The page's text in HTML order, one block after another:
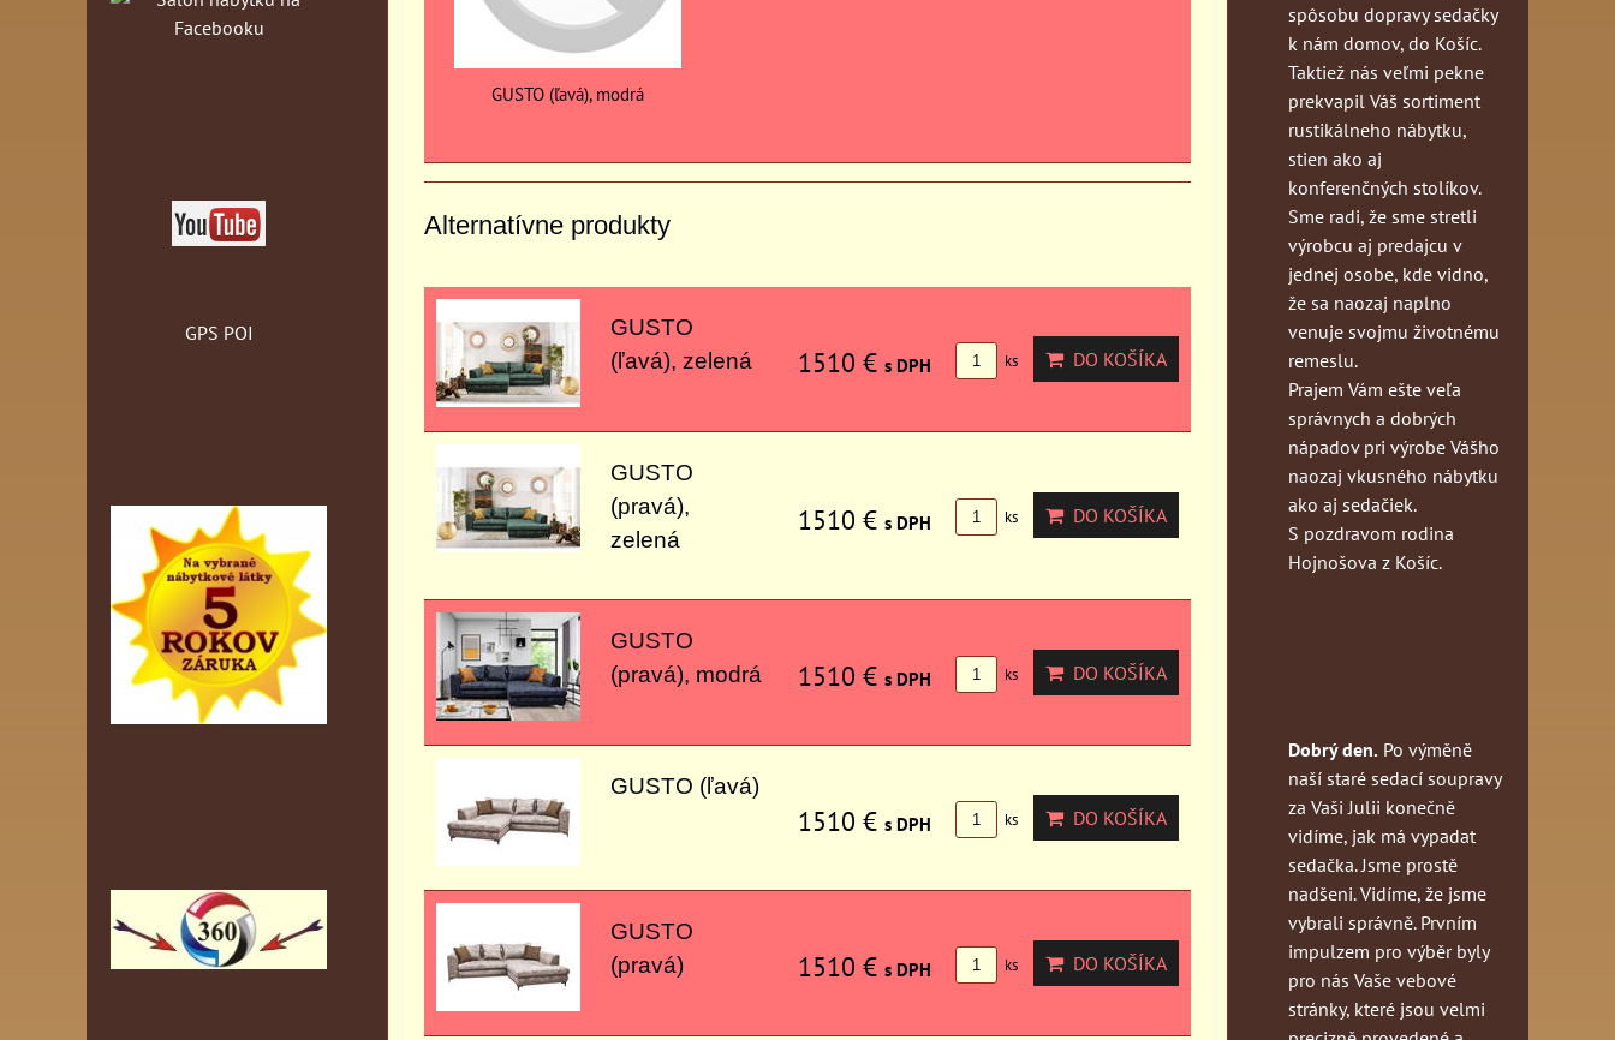
GUSTO (ľavá), modrá
Alternatívne produkty
GUSTO
(ľavá), zelená
1510 € s DPH ks DO KOŠÍKA
GUSTO
(pravá),
zelená
1510 € s DPH ks DO KOŠÍKA
GUSTO
(pravá), modrá
1510 € s DPH ks DO KOŠÍKA
GUSTO (ľavá)
1510 € s DPH ks DO KOŠÍKA
GUSTO
(pravá)
1510 € s DPH ks DO KOŠÍKA
GPS POI
spôsobu dopravy sedačky
k nám domov, do Košíc.
Taktiež nás veľmi pekne
prekvapil Váš sortiment
rustikálneho nábytku,
stien ako aj
konferenčných stolíkov.
Sme radi, že sme stretli
výrobcu aj predajcu v
jednej osobe, kde vidno,
že sa naozaj naplno
venuje svojmu životnému
remeslu.
Prajem Vám ešte veľa
správnych a dobrých
nápadov pri výrobe Vášho
naozaj vkusného nábytku
ako aj sedačiek.
S pozdravom rodina
Hojnošova z Košíc.
Dobrý den. Po výměně
naší staré sedací soupravy
za Vaši Julii konečně
vidíme, jak má vypadat
sedačka. Jsme prostě
nadšeni. Vidíme, že jsme
vybrali správně. Prvním
impulzem pro výběr byly
pro nás Vaše vebové
stránky, které jsou velmi